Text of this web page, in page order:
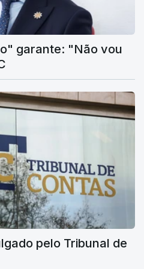
garante: "Não vou
pelo Tribunal de